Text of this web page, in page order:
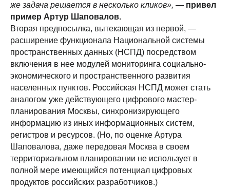
же задача решается в несколько кликов», — привел
пример Артур Шаповалов.
Вторая предпосылка, вытекающая из первой, —
расширение функционала Национальной системы
пространственных данных (НСПД) посредством
включения в нее модулей мониторинга социально-
экономического и пространственного развития
населенных пунктов. Российская НСПД может стать
аналогом уже действующего цифрового мастер-
планирования Москвы, синхронизирующего
информацию из иных информационных систем,
регистров и ресурсов. (Но, по оценке Артура
Шаповалова, даже передовая Москва в своем
территориальном планировании не использует в
полной мере имеющийся потенциал цифровых
продуктов российских разработчиков.)